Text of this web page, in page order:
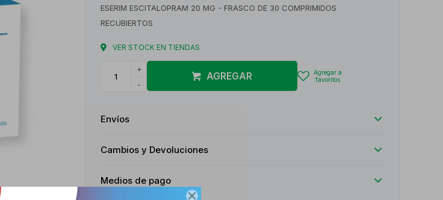

ESERIM ESCITALOPRAM 20 MG - FRASCO DE 30 COMPRIMIDOS
RECUBIERTOS
VER STOCK EN TIENDAS
+
-
AGREGAR
Envíos
Cambios y Devoluciones
Medios de pago